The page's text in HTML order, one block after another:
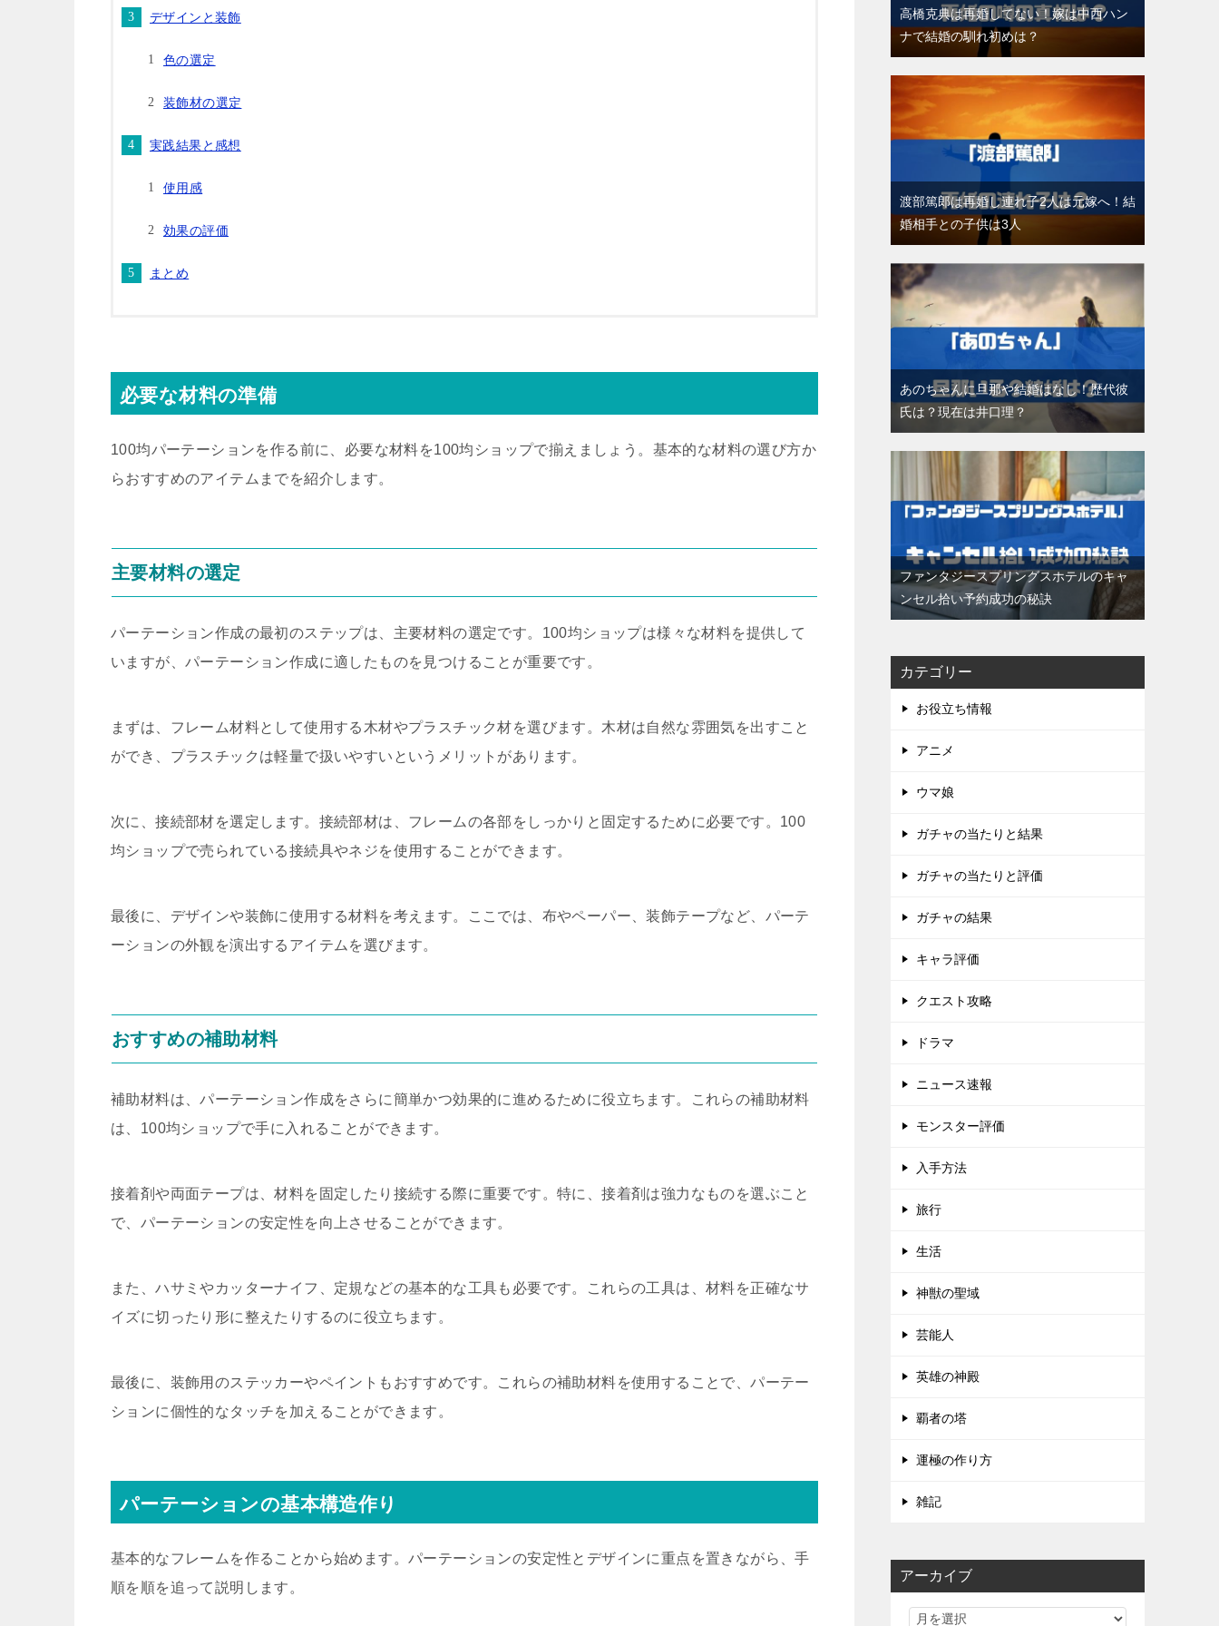
デザインと装飾
色の選定
装飾材の選定
実践結果と感想
使用感
効果の評価
まとめ
必要な材料の準備
100均パーテーションを作る前に、必要な材料を100均ショップで揃えましょう。基本的な材料の選び方か
らおすすめのアイテムまでを紹介します。
主要材料の選定
パーテーション作成の最初のステップは、主要材料の選定です。100均ショップは様々な材料を提供して
いますが、パーテーション作成に適したものを見つけることが重要です。
まずは、フレーム材料として使用する木材やプラスチック材を選びます。木材は自然な雰囲気を出すこと
ができ、プラスチックは軽量で扱いやすいというメリットがあります。
次に、接続部材を選定します。接続部材は、フレームの各部をしっかりと固定するために必要です。100
均ショップで売られている接続具やネジを使用することができます。
最後に、デザインや装飾に使用する材料を考えます。ここでは、布やペーパー、装飾テープなど、パーテ
ーションの外観を演出するアイテムを選びます。
おすすめの補助材料
補助材料は、パーテーション作成をさらに簡単かつ効果的に進めるために役立ちます。これらの補助材料
は、100均ショップで手に入れることができます。
接着剤や両面テープは、材料を固定したり接続する際に重要です。特に、接着剤は強力なものを選ぶこと
で、パーテーションの安定性を向上させることができます。
また、ハサミやカッターナイフ、定規などの基本的な工具も必要です。これらの工具は、材料を正確なサ
イズに切ったり形に整えたりするのに役立ちます。
最後に、装飾用のステッカーやペイントもおすすめです。これらの補助材料を使用することで、パーテー
ションに個性的なタッチを加えることができます。
パーテーションの基本構造作り
基本的なフレームを作ることから始めます。パーテーションの安定性とデザインに重点を置きながら、手
順を順を追って説明します。
高橋克典は再婚してない！嫁は中西ハン
ナで結婚の馴れ初めは？
渡部篤郎は再婚し連れ子2人は元嫁へ！結
婚相手との子供は3人
あのちゃんに旦那や結婚はなし！歴代彼
氏は？現在は井口理？
ファンタジースプリングスホテルのキャ
ンセル拾い予約成功の秘訣
カテゴリー
お役立ち情報
アニメ
ウマ娘
ガチャの当たりと結果
ガチャの当たりと評価
ガチャの結果
キャラ評価
クエスト攻略
ドラマ
ニュース速報
モンスター評価
入手方法
旅行
生活
神獣の聖域
芸能人
英雄の神殿
覇者の塔
運極の作り方
雑記
アーカイブ